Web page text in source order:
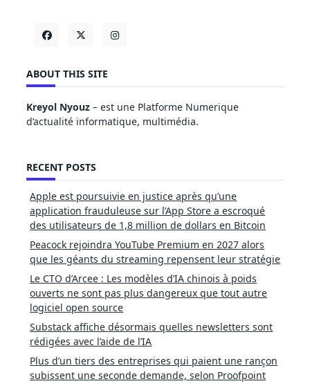
ABOUT THIS SITE
Kreyol Nyouz – est une Platforme Numerique
d’actualité informatique, multimédia.
RECENT POSTS
Apple est poursuivie en justice après qu’une
application frauduleuse sur l’App Store a escroqué
des utilisateurs de 1,8 million de dollars en Bitcoin
Peacock rejoindra YouTube Premium en 2027 alors
que les géants du streaming repensent leur stratégie
Le CTO d’Arcee : Les modèles d’IA chinois à poids
ouverts ne sont pas plus dangereux que tout autre
logiciel open source
Substack affiche désormais quelles newsletters sont
rédigées avec l’aide de l’IA
Plus d’un tiers des entreprises qui paient une rançon
subissent une seconde demande, selon Proofpoint